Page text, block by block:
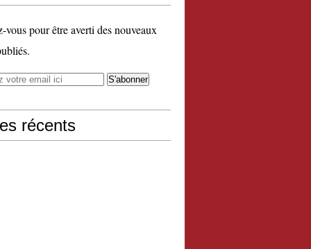
vous pour être averti des nouveaux
récents